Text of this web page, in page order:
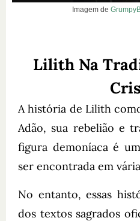
Imagem de
Lilith Na
A história de Lilith
Adão, sua rebelião e
figura demoníaca é
ser encontrada em
No entanto, essas
dos textos sagrados